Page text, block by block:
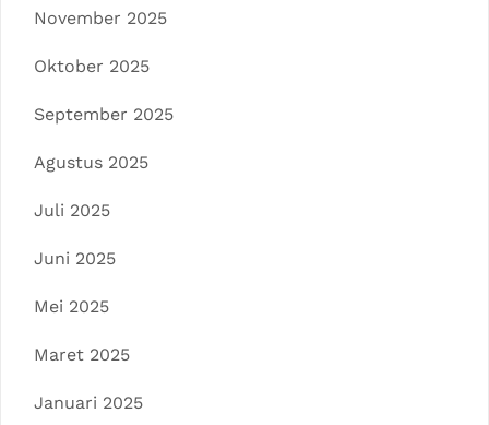
November 2025
Oktober 2025
September 2025
Agustus 2025
Juli 2025
Juni 2025
Mei 2025
Maret 2025
Januari 2025